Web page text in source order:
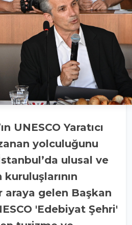
yolculuğunu
ulusal ve
kuruluşlarının
gelen Başkan
'Edebiyat Şehri'